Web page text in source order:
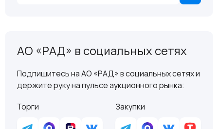
АО «РАД» в социальных сетях
Подпишитесь на АО «РАД» в социальных сетях и
держите руку на пульсе аукционного рынка:
Торги
Закупки